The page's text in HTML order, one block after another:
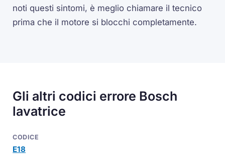
noti questi sintomi, è meglio chiamare il tecnico
prima che il motore si blocchi completamente.
Gli altri codici errore Bosch
lavatrice
E18